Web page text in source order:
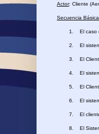
Actor: Cliente
Secuencia Básica
1. El caso
2. El
3. El
4. El
5. El
6. El
7. El
8. El